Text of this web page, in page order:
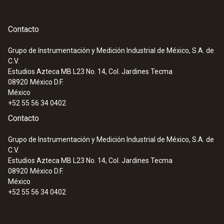
la moderna tecnología por radio testo
de trayectos largos segura y eficiente en una
red propia.
: 0563 0112
Set testo 110 Food
Contacto
Grupo de Instrumentación y Medición Industrial de México, S.A. de
C.V.
Estudios Azteca MB L23 No. 14, Col. Jardines Tecma
08920 México D.F.
México
+52 55 56 34 0402
Contacto
Grupo de Instrumentación y Medición Industrial de México, S.A. de
C.V.
Estudios Azteca MB L23 No. 14, Col. Jardines Tecma
08920 México D.F.
México
+52 55 56 34 0402